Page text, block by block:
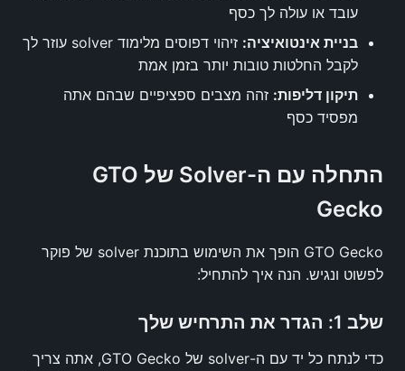
עובד או עולה לך כסף
בניית אינטואיציה:
זיהוי דפוסים מלימוד solver עוזר לך
לקבל החלטות טובות יותר בזמן אמת
תיקון דליפות: זהה מצבים ספציפיים שבהם אתה
מפסיד כסף
התחלה עם ה-Solver של GTO
Gecko
GTO Gecko הופך את השימוש בתוכנת solver של פוקר
לפשוט ונגיש. הנה איך להתחיל:
שלב 1: הגדר את התרחיש שלך
כדי לנתח כל יד עם ה-solver של GTO Gecko, אתה צריך